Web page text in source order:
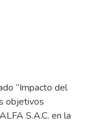
“Impacto del
objetivos
S.A.C. en la